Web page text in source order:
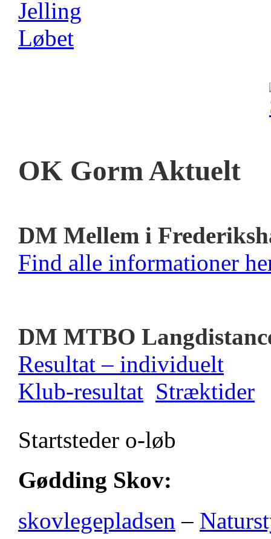
OK Gorm Aktuelt
DM Mellem i
Find alle informationer
DM MTBO
Resultat – individuelt
Klub-resultat Stræktider
Startsteder o-løb
Gødding Skov:
skovlegepladsen –